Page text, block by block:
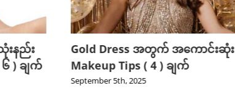
းနည်း
) ချက်
Gold Dress အတွက် အကောင်းဆုံး
Makeup Tips ( 4 ) ချက်
September 5th, 2025